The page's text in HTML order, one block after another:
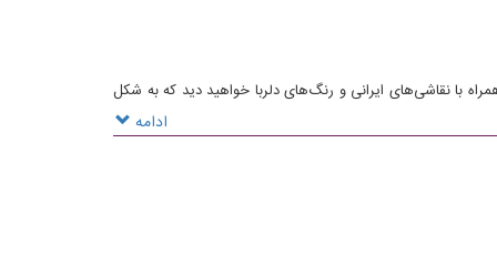
با نقاشی‌های ایرانی و رنگ‌های دلربا خواهید دید که به شکل
ادامه